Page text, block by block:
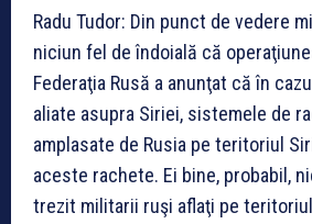
Radu Tudor: Din punct de vedere
niciun fel de îndoială că
Federaţia Rusă a anunţat că în
aliate asupra Siriei, sistemele de
amplasate de Rusia pe teritoriul
aceste rachete. Ei bine, probabil,
trezit militarii ruşi aflaţi pe